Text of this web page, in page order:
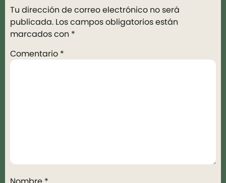
Tu dirección de correo electrónico no será
publicada. Los campos obligatorios están
marcados con *
Comentario *